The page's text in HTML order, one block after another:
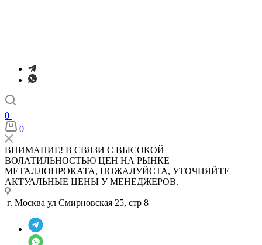
0
0
ВНИМАНИЕ! В СВЯЗИ С ВЫСОКОЙ
ВОЛАТИЛЬНОСТЬЮ ЦЕН НА РЫНКЕ
МЕТАЛЛОПРОКАТА, ПОЖАЛУЙСТА, УТОЧНЯЙТЕ
АКТУАЛЬНЫЕ ЦЕНЫ У МЕНЕДЖЕРОВ.
г. Москва ул Смирновская 25, стр 8